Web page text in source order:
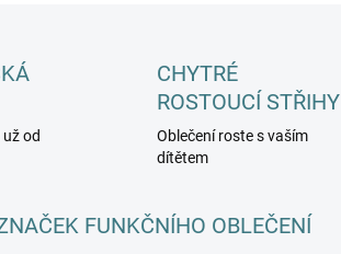
od
CHYTRÉ
ROSTOUCÍ STŘIHY
Oblečení roste s vaším
dítětem
FUNKČNÍHO OBLEČENÍ